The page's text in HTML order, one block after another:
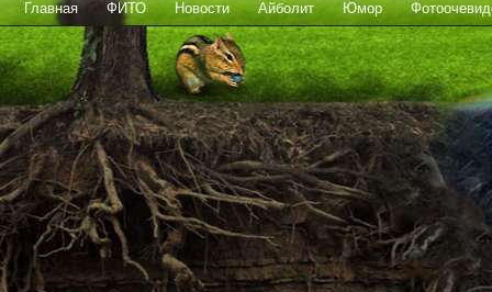
Главная ФИТО Новости Айболит Юмор